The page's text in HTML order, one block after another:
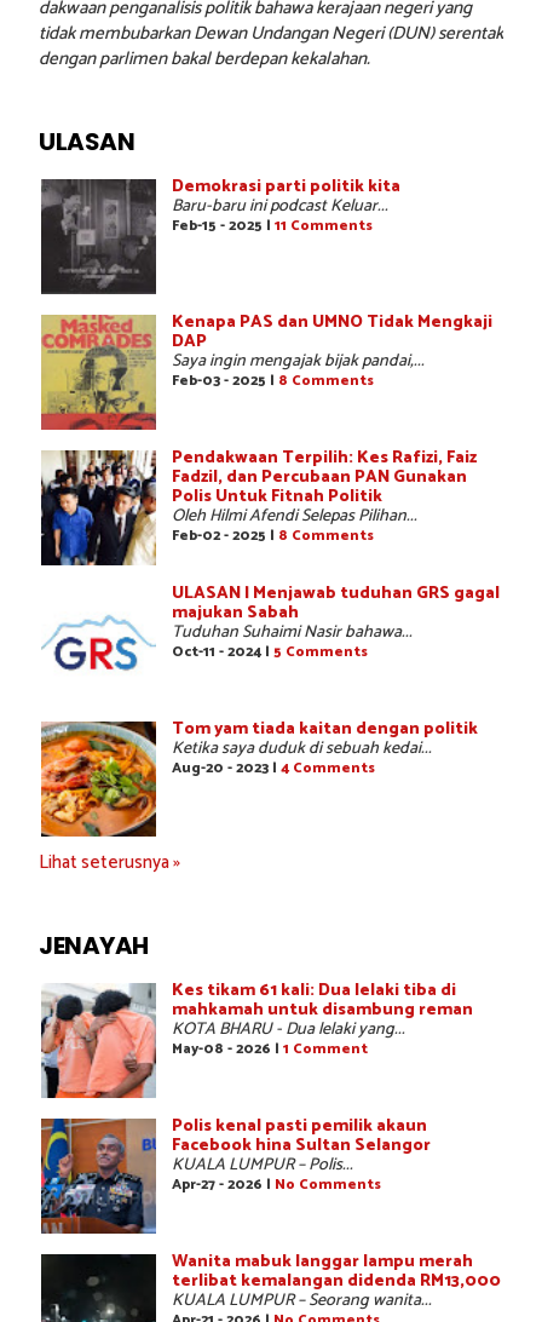
dakwaan penganalisis politik bahawa kerajaan negeri yang
tidak membubarkan Dewan Undangan Negeri (DUN) serentak
dengan parlimen bakal berdepan kekalahan.
ULASAN
Demokrasi parti politik kita
Baru-baru ini podcast Keluar...
Feb-15 - 2025 | 11 Comments
Kenapa PAS dan UMNO Tidak Mengkaji
DAP
Saya ingin mengajak bijak pandai,...
Feb-03 - 2025 | 8 Comments
Pendakwaan Terpilih: Kes Rafizi, Faiz
Fadzil, dan Percubaan PAN Gunakan
Polis Untuk Fitnah Politik
Oleh Hilmi Afendi Selepas Pilihan...
Feb-02 - 2025 | 8 Comments
ULASAN | Menjawab tuduhan GRS gagal
majukan Sabah
Tuduhan Suhaimi Nasir bahawa...
Oct-11 - 2024 | 5 Comments
Tom yam tiada kaitan dengan politik
Ketika saya duduk di sebuah kedai...
Aug-20 - 2023 | 4 Comments
Lihat seterusnya »
JENAYAH
Kes tikam 61 kali: Dua lelaki tiba di
mahkamah untuk disambung reman
KOTA BHARU - Dua lelaki yang...
May-08 - 2026 | 1 Comment
Polis kenal pasti pemilik akaun
Facebook hina Sultan Selangor
KUALA LUMPUR – Polis...
Apr-27 - 2026 | No Comments
Wanita mabuk langgar lampu merah
terlibat kemalangan didenda RM13,000
KUALA LUMPUR – Seorang wanita...